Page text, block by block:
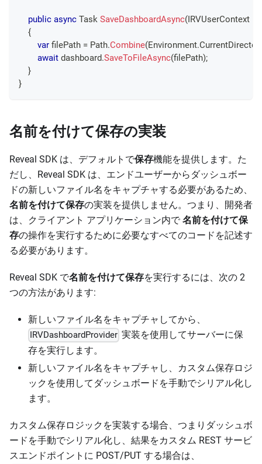
public async Task SaveDashboardAsync( IRVUserContext
{
var filePath = Path.Combine(Environment.
await dashboard.SaveToFileAsync(filePath);
}
}
名前を付けて保存の実装
Reveal SDK は、デフォルトで保存機能を提供します。た
だし、Reveal SDK は、エンドユーザーからダッシュボー
ドの新しいファイル名をキャプチャする必要があるため、
名前を付けて保存の実装を提供しません。つまり、開発者
は、クライアント アプリケーション内で名前を付けて保
存の操作を実行するために必要なすべてのコードを記述す
る必要があります。
Reveal SDK で名前を付けて保存を実行するには、次の 2
つの方法があります:
新しいファイル名をキャプチャしてから、
IRVDashboardProvider 実装を使用してサーバーに保
存を実行します。
新しいファイル名をキャプチャし、カスタム保存ロジ
ックを使用してダッシュボードを手動でシリアル化し
ます。
カスタム保存ロジックを実装する場合、つまりダッシュボ
ードを手動でシリアル化し、結果をカスタム REST サービ
スエンドポイントに POST/PUT する場合は、